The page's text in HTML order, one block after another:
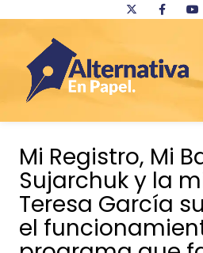
contenido
Mi Registro, Mi
Sujarchuk y la
Teresa García
el